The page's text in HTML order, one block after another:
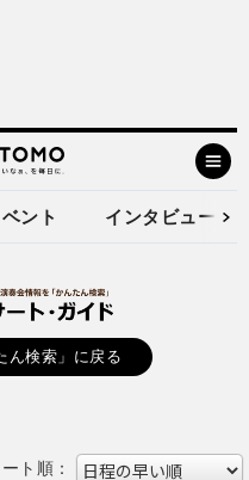
ント インタビュー
ん検索」に戻る
ト順：